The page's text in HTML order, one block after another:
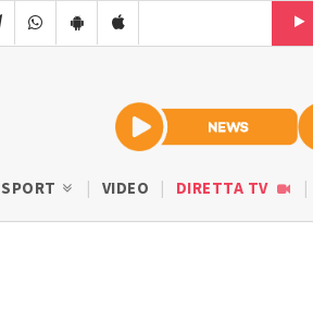
SPORT VIDEO DIRETTA TV